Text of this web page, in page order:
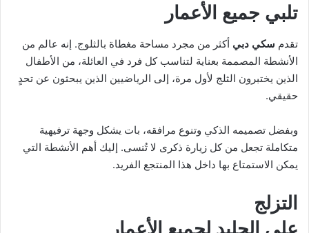
تلبي جميع الأعمار
تقدم سكي دبي أكثر من مجرد مساحة مغطاة بالثلوج. إنه عالم من
الأنشطة المصممة بعناية لتناسب كل فرد في العائلة، من الأطفال
الذين يختبرون الثلج لأول مرة، إلى الرياضيين الذين يبحثون عن تحدٍ
حقيقي.
وبفضل تصميمه الذكي وتنوع مرافقه، بات يشكل وجهة ترفيهية
متكاملة تجعل من كل زيارة ذكرى لا تُنسى. إليك أهم الأنشطة التي
يمكن الاستمتاع بها داخل هذا المنتجع الفريد.
التزلج
على الجليد لجميع الأعمار